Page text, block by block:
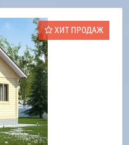
ХИТ ПРОДАЖ